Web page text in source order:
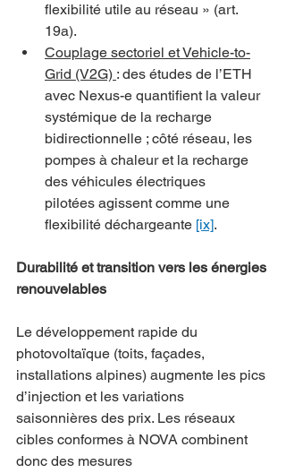
flexibilité utile au réseau » (art.
19a).
Couplage sectoriel et Vehicle-to-
Grid (V2G) : des études de l’ETH
avec Nexus-e quantifient la valeur
systémique de la recharge
bidirectionnelle ; côté réseau, les
pompes à chaleur et la recharge
des véhicules électriques
pilotées agissent comme une
flexibilité déchargeante [ix].
Durabilité et transition vers les énergies
renouvelables
Le développement rapide du
photovoltaïque (toits, façades,
installations alpines) augmente les pics
d’injection et les variations
saisonnières des prix. Les réseaux
cibles conformes à NOVA combinent
donc des mesures